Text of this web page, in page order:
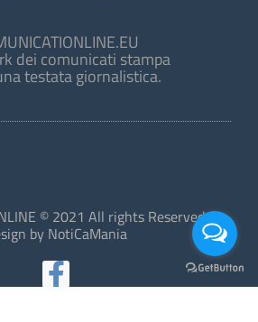
dei comunicati stampa
testata giornalistica.
© 2021 All rights Reserved.
by NotiCaMania